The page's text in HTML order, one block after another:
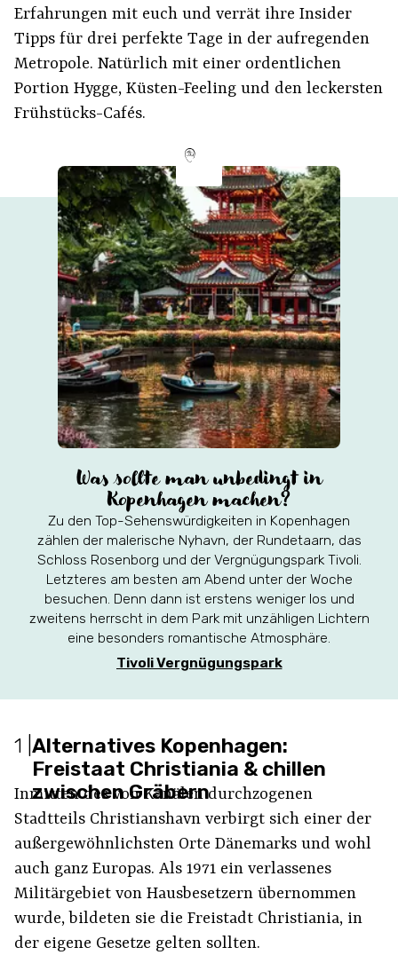
Erfahrungen mit euch und verrät ihre Insider
Tipps für drei perfekte Tage in der aufregenden
Metropole. Natürlich mit einer ordentlichen
Portion Hygge, Küsten-Feeling und den leckersten
Frühstücks-Cafés.
Was sollte man unbedingt in
Kopenhagen machen?
Zu den Top-Sehenswürdigkeiten in Kopenhagen
zählen der malerische Nyhavn, der Rundetaarn, das
Schloss Rosenborg und der Vergnügungspark Tivoli.
Letzteres am besten am Abend unter der Woche
besuchen. Denn dann ist erstens weniger los und
zweitens herrscht in dem Park mit unzähligen Lichtern
eine besonders romantische Atmosphäre.
Tivoli Vergnügungspark
1 Alternatives Kopenhagen:
Freistaat Christiania & chillen
zwischen Gräbern
Inmitten des von Kanälen durchzogenen
Stadtteils Christianshavn verbirgt sich einer der
außergewöhnlichsten Orte Dänemarks und wohl
auch ganz Europas. Als 1971 ein verlassenes
Militärgebiet von Hausbesetzern übernommen
wurde, bildeten sie die Freistadt Christiania, in
der eigene Gesetze gelten sollten.